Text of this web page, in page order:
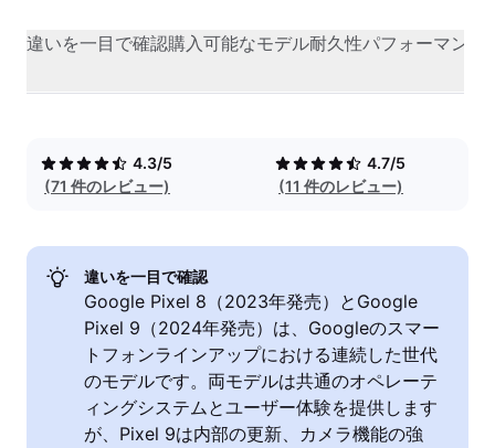
違いを一目で確認購入可能なモデル耐久性パフォーマンス
4.3/5
(71 件のレビュー)
4.7/5
(11 件のレビュー)
違いを一目で確認
Google Pixel 8（2023年発売）とGoogle
Pixel 9（2024年発売）は、Googleのスマー
トフォンラインアップにおける連続した世代
のモデルです。両モデルは共通のオペレーテ
ィングシステムとユーザー体験を提供します
が、Pixel 9は内部の更新、カメラ機能の強